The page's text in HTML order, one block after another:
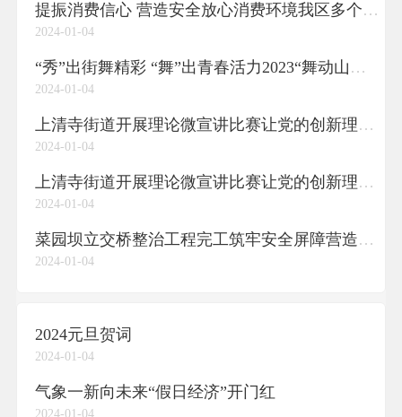
提振消费信心 营造安全放心消费环境我区多个主体上榜市区两级“放心消费创建示范”名单
2024-01-04
“秀”出街舞精彩 “舞”出青春活力2023“舞动山城”国际街舞大赛在渝中举行
2024-01-04
上清寺街道开展理论微宣讲比赛让党的创新理论在基层开花结果
2024-01-04
上清寺街道开展理论微宣讲比赛让党的创新理论在基层开花结果
2024-01-04
菜园坝立交桥整治工程完工筑牢安全屏障营造舒心出行环境菜园坝立交桥整治工程完工。
2024-01-04
2024元旦贺词
2024-01-04
气象一新向未来“假日经济”开门红
2024-01-04